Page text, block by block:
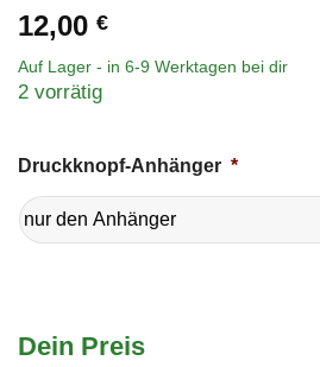
12,00 €
Auf Lager - in 6-9 Werktagen bei dir
2 vorrätig
Druckknopf-Anhänger *
Dein Preis